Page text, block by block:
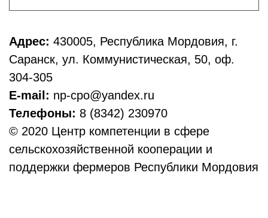
Адрес: 430005, Республика Мордовия, г.
Саранск, ул. Коммунистическая, 50, оф.
304-305
E-mail: np-cpo@yandex.ru
Телефоны: 8 (8342) 230970
© 2020 Центр компетенции в сфере
сельскохозяйственной кооперации и
поддержки фермеров Республики Мордовия